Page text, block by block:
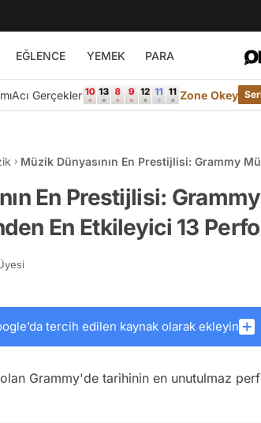
EĞLENCE YEMEK PARA
Acı Gerçekler Zone Okey
Müzik Dünyasının En Prestijlisi: Grammy
En Prestijlisi:
En Etkileyici 13
tercih edilen kaynak olarak ekleyin
olan Grammy'de tarihinin en unutulmaz